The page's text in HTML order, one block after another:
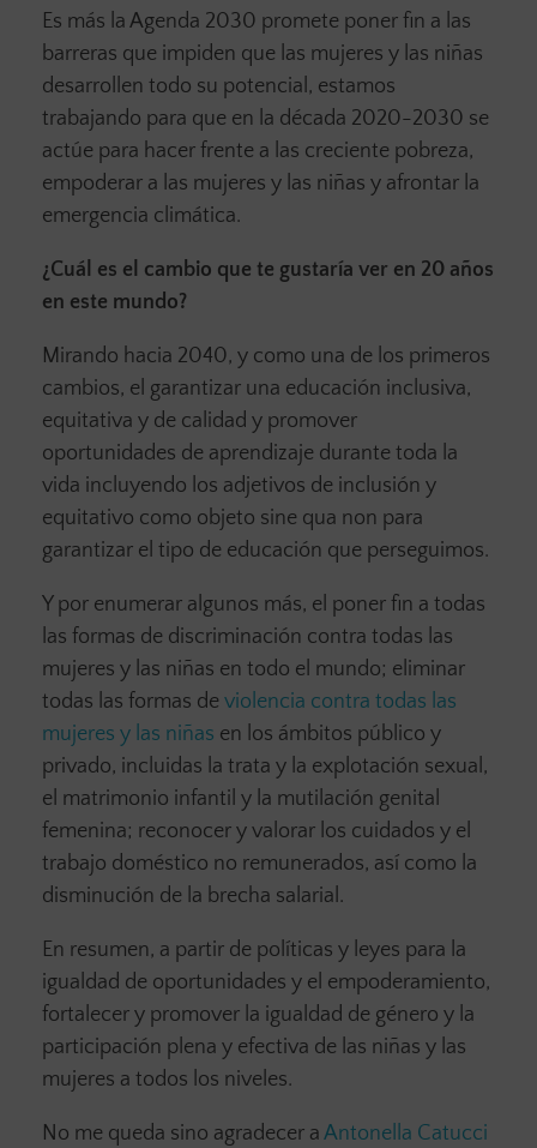
Es más la Agenda 2030 promete poner fin a las
barreras que impiden que las mujeres y las niñas
desarrollen todo su potencial, estamos
trabajando para que en la década 2020-2030 se
actúe para hacer frente a las creciente pobreza,
empoderar a las mujeres y las niñas y afrontar la
emergencia climática.
¿Cuál es el cambio que te gustaría ver en 20 años
en este mundo?
Mirando hacia 2040, y como una de los primeros
cambios, el garantizar una educación inclusiva,
equitativa y de calidad y promover
oportunidades de aprendizaje durante toda la
vida incluyendo los adjetivos de inclusión y
equitativo como objeto sine qua non para
garantizar el tipo de educación que perseguimos.
Y por enumerar algunos más, el poner fin a todas
las formas de discriminación contra todas las
mujeres y las niñas en todo el mundo; eliminar
todas las formas de violencia contra todas las
mujeres y las niñas en los ámbitos público y
privado, incluidas la trata y la explotación sexual,
el matrimonio infantil y la mutilación genital
femenina; reconocer y valorar los cuidados y el
trabajo doméstico no remunerados, así como la
disminución de la brecha salarial.
En resumen, a partir de políticas y leyes para la
igualdad de oportunidades y el empoderamiento,
fortalecer y promover la igualdad de género y la
participación plena y efectiva de las niñas y las
mujeres a todos los niveles.
No me queda sino agradecer a Antonella Catucci